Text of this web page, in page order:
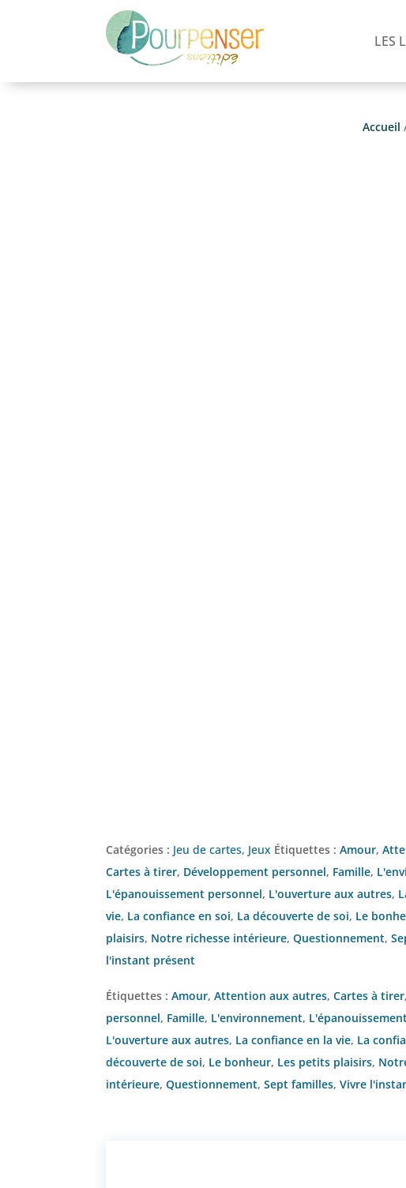
LES
Accueil
Catégories : Jeu de cartes, Jeux Étiquettes :Amour,
Cartes à tirer, Développement personnel, Famille,
L'épanouissement personnel, L'ouverture aux autres,
vie, La confiance en soi, La découverte de soi, Le
plaisirs, Notre richesse intérieure,Questionnement,
l'instant présent
Étiquettes :Amour,Attention aux autres,Cartes à tirer,
personnel, Famille, L'environnement,
L'ouverture aux autres, La confiance en la vie, La
découverte de soi, Le bonheur, Les petits plaisirs,
intérieure,Questionnement,Sept familles,Vivre